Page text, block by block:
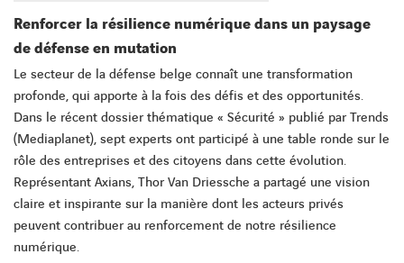
Renforcer la résilience numérique dans un paysage
de défense en mutation
Le secteur de la défense belge connaît une transformation
profonde, qui apporte à la fois des défis et des opportunités.
Dans le récent dossier thématique « Sécurité » publié par Trends
(Mediaplanet), sept experts ont participé à une table ronde sur le
rôle des entreprises et des citoyens dans cette évolution.
Représentant Axians, Thor Van Driessche a partagé une vision
claire et inspirante sur la manière dont les acteurs privés
peuvent contribuer au renforcement de notre résilience
numérique.